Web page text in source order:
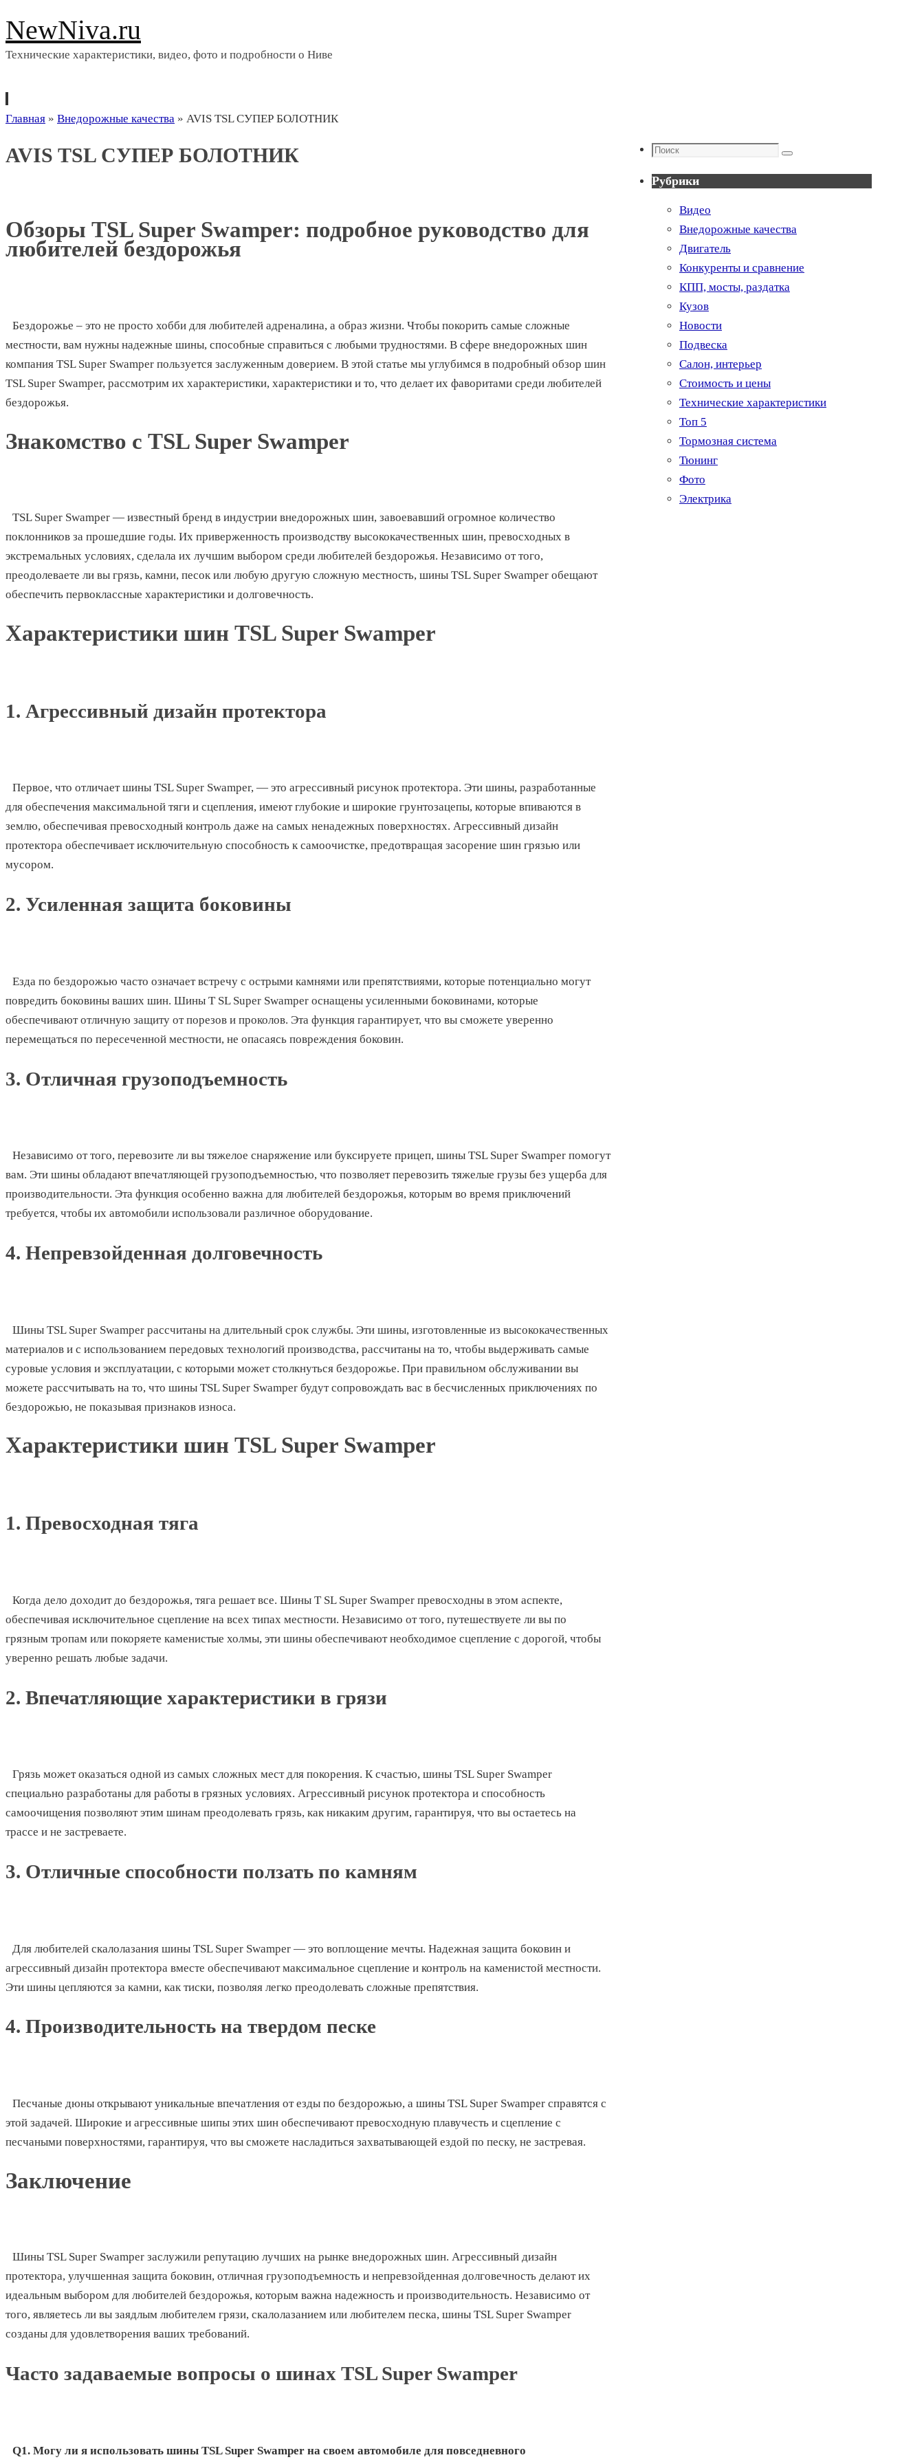
NewNiva.ru
Технические характеристики, видео, фото и подробности о Ниве
Перейти
содержимому
Главная » Внедорожные качества » AVIS TSL СУПЕР БОЛОТНИК
AVIS TSL СУПЕР БОЛОТНИК
Обзоры TSL Super Swamper: подробное руководство для
любителей бездорожья
Бездорожье – это не просто хобби для любителей адреналина, а образ жизни. Чтобы покорить самые сложные
местности, вам нужны надежные шины, способные справиться с любыми трудностями. В сфере внедорожных шин
компания TSL Super Swamper пользуется заслуженным доверием. В этой статье мы углубимся в подробный обзор шин
TSL Super Swamper, рассмотрим их характеристики, характеристики и то, что делает их фаворитами среди любителей
бездорожья.
Знакомство с TSL Super Swamper
TSL Super Swamper — известный бренд в индустрии внедорожных шин, завоевавший огромное количество
поклонников за прошедшие годы. Их приверженность производству высококачественных шин, превосходных в
экстремальных условиях, сделала их лучшим выбором среди любителей бездорожья. Независимо от того,
преодолеваете ли вы грязь, камни, песок или любую другую сложную местность, шины TSL Super Swamper обещают
обеспечить первоклассные характеристики и долговечность.
Характеристики шин TSL Super Swamper
1. Агрессивный дизайн протектора
Первое, что отличает шины TSL Super Swamper, — это агрессивный рисунок протектора. Эти шины, разработанные
для обеспечения максимальной тяги и сцепления, имеют глубокие и широкие грунтозацепы, которые впиваются в
землю, обеспечивая превосходный контроль даже на самых ненадежных поверхностях. Агрессивный дизайн
протектора обеспечивает исключительную способность к самоочистке, предотвращая засорение шин грязью или
мусором.
2. Усиленная защита боковины
Езда по бездорожью часто означает встречу с острыми камнями или препятствиями, которые потенциально могут
повредить боковины ваших шин. Шины T SL Super Swamper оснащены усиленными боковинами, которые
обеспечивают отличную защиту от порезов и проколов. Эта функция гарантирует, что вы сможете уверенно
перемещаться по пересеченной местности, не опасаясь повреждения боковин.
3. Отличная грузоподъемность
Независимо от того, перевозите ли вы тяжелое снаряжение или буксируете прицеп, шины TSL Super Swamper помогут
вам. Эти шины обладают впечатляющей грузоподъемностью, что позволяет перевозить тяжелые грузы без ущерба для
производительности. Эта функция особенно важна для любителей бездорожья, которым во время приключений
требуется, чтобы их автомобили использовали различное оборудование.
4. Непревзойденная долговечность
Шины TSL Super Swamper рассчитаны на длительный срок службы. Эти шины, изготовленные из высококачественных
материалов и с использованием передовых технологий производства, рассчитаны на то, чтобы выдерживать самые
суровые условия и эксплуатации, с которыми может столкнуться бездорожье. При правильном обслуживании вы
можете рассчитывать на то, что шины TSL Super Swamper будут сопровождать вас в бесчисленных приключениях по
бездорожью, не показывая признаков износа.
Характеристики шин TSL Super Swamper
1. Превосходная тяга
Когда дело доходит до бездорожья, тяга решает все. Шины T SL Super Swamper превосходны в этом аспекте,
обеспечивая исключительное сцепление на всех типах местности. Независимо от того, путешествуете ли вы по
грязным тропам или покоряете каменистые холмы, эти шины обеспечивают необходимое сцепление с дорогой, чтобы
уверенно решать любые задачи.
2. Впечатляющие характеристики в грязи
Грязь может оказаться одной из самых сложных мест для покорения. К счастью, шины TSL Super Swamper
специально разработаны для работы в грязных условиях. Агрессивный рисунок протектора и способность
самоочищения позволяют этим шинам преодолевать грязь, как никаким другим, гарантируя, что вы остаетесь на
трассе и не застреваете.
3. Отличные способности ползать по камням
Для любителей скалолазания шины TSL Super Swamper — это воплощение мечты. Надежная защита боковин и
агрессивный дизайн протектора вместе обеспечивают максимальное сцепление и контроль на каменистой местности.
Эти шины цепляются за камни, как тиски, позволяя легко преодолевать сложные препятствия.
4. Производительность на твердом песке
Песчаные дюны открывают уникальные впечатления от езды по бездорожью, а шины TSL Super Swamper справятся с
этой задачей. Широкие и агрессивные шипы этих шин обеспечивают превосходную плавучесть и сцепление с
песчаными поверхностями, гарантируя, что вы сможете насладиться захватывающей ездой по песку, не застревая.
Заключение
Шины TSL Super Swamper заслужили репутацию лучших на рынке внедорожных шин. Агрессивный дизайн
протектора, улучшенная защита боковин, отличная грузоподъемность и непревзойденная долговечность делают их
идеальным выбором для любителей бездорожья, которым важна надежность и производительность. Независимо от
того, являетесь ли вы заядлым любителем грязи, скалолазанием или любителем песка, шины TSL Super Swamper
созданы для удовлетворения ваших требований.
Часто задаваемые вопросы о шинах TSL Super Swamper
Q1. Могу ли я использовать шины TSL Super Swamper на своем автомобиле для повседневного
Поиск
Поиск
Рубрики
Видео
Внедорожные качества
Двигатель
Конкуренты и сравнение
КПП, мосты, раздатка
Кузов
Новости
Подвеска
Салон, интерьер
Стоимость и цены
Технические характеристики
Топ 5
Тормозная система
Тюнинг
Фото
Электрика